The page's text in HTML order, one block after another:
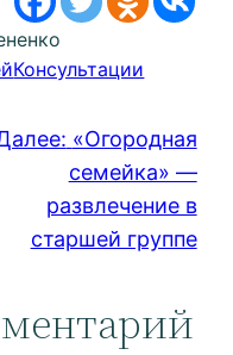
Консультации
«Огородная
семейка» —
развлечение в
старшей группе